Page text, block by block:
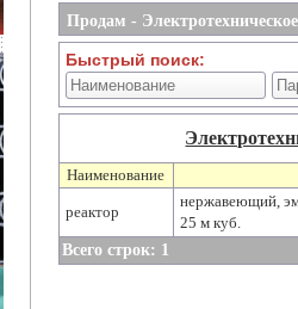
Продам -
Быстрый поиск:
Наименование
реактор
нержавеющий,
25 м куб.
Всего строк: 1